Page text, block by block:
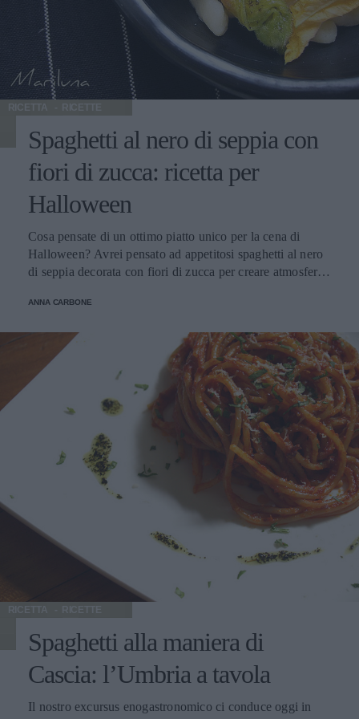
variare tra i 15° e i 18°.
RICETTA
Spaghetti al nero di seppia con
fiori di zucca: ricetta per
Halloween
Cosa pensate di un ottimo piatto unico per la cena di
Halloween? Avrei pensato ad appetitosi spaghetti al nero
di seppia decorata con fiori di zucca per creare atmosfera.
origine siciliana, un piatto “pregiato”, dal deciso sapore e
La cena di Halloween è proprio l’occasione per fare le
presentazioni, anche perché il piatto d’onore si adorna di
graziosi fiori di zucca fritti per essere più bello oltre che
più buono. Il nero di seppia riesce a conferire alla pasta un
sapore speciale, che di un primo piatto di umili origini fa
una nobile ricetta all’italiana, da accompagnare a vini
speciali (i migliori fra i vini d’Italia) per una serata
speciale. Buon Halloween!!! Il vino Colli di Conegliano
Docg Nella versione Bianco è ottimo con insalate di
gamberi, risotto al nero di seppia, baccalà, brodetto,
antipasti, primi piatti, frittate di verdura, uova, risotti, carni
bianche e pesce.
ANNA CARBONE
RICETTA
Spaghetti alla maniera di
Cascia: l’Umbria a tavola
Il nostro excursus enogastronomico ci conduce oggi in